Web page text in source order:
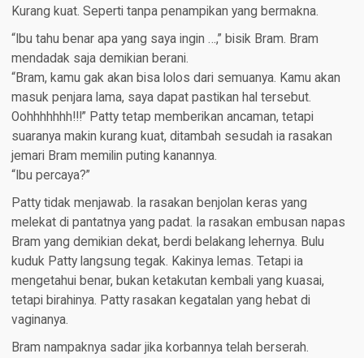
Kurang kuat. Seperti tanpa penampikan yang bermakna.
“Ibu tahu benar apa yang saya ingin …,” bisik Bram. Bram
mendadak saja demikian berani.
“Bram, kamu gak akan bisa lolos dari semuanya. Kamu akan
masuk penjara lama, saya dapat pastikan hal tersebut.
Oohhhhhhh!!!” Patty tetap memberikan ancaman, tetapi
suaranya makin kurang kuat, ditambah sesudah ia rasakan
jemari Bram memilin puting kanannya.
“Ibu percaya?”
Patty tidak menjawab. Ia rasakan benjolan keras yang
melekat di pantatnya yang padat. Ia rasakan embusan napas
Bram yang demikian dekat, berdi belakang lehernya. Bulu
kuduk Patty langsung tegak. Kakinya lemas. Tetapi ia
mengetahui benar, bukan ketakutan kembali yang kuasai,
tetapi birahinya. Patty rasakan kegatalan yang hebat di
vaginanya.
Bram nampaknya sadar jika korbannya telah berserah.